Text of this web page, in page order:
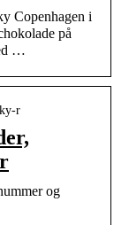
Copenhagen i
på
…
r
og